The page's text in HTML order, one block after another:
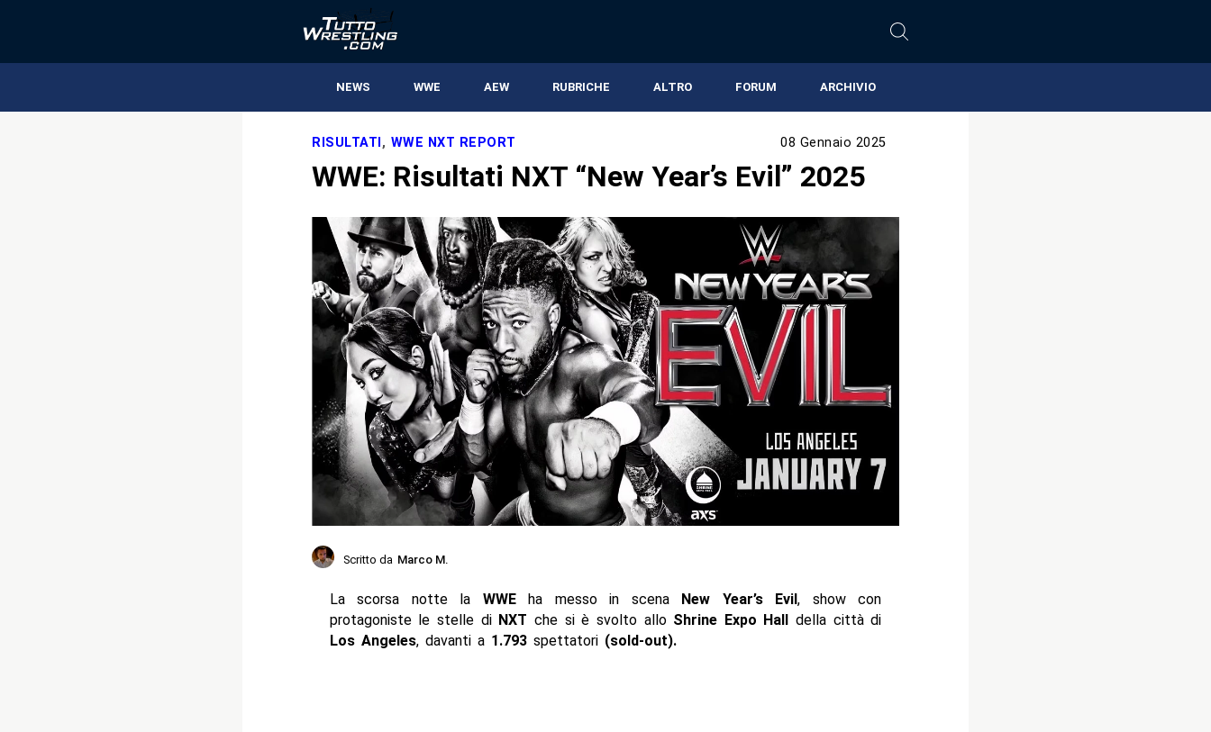
NEWS WWE AEW RUBRICHE ALTRO FORUM ARCHIVIO
RISULTATI, WWE NXT REPORT 08 Gennaio 2025
WWE: Risultati NXT “New Year’s Evil” 2025
Scritto da Marco M.
La scorsa notte la WWEha messo in scena New Year’s Evil, show con
protagoniste le stelle di NXT che si è svolto alloShrine Expo Hall della città di
Los Angeles, davanti a 1.793spettatori (sold-out).